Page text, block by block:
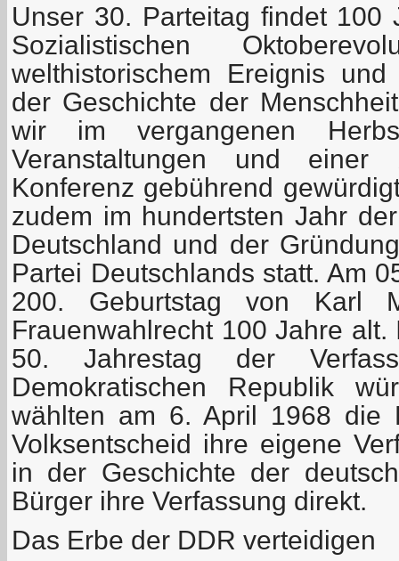
Unser 30. Parteitag findet 100
Sozialistischen
welthistorischem Ereignis
der Geschichte der
wir im vergangenen
Veranstaltungen und einer
Konferenz gebührend
zudem im hundertsten Jahr
Deutschland und der
Partei Deutschlands statt. Am
200. Geburtstag von Karl
Frauenwahlrecht 100 Jahre
50. Jahrestag der
Demokratischen Republik
wählten am 6. April 1968 die
Volksentscheid ihre eigene
in der Geschichte der
Bürger ihre Verfassung direkt.
Das Erbe der DDR verteidigen